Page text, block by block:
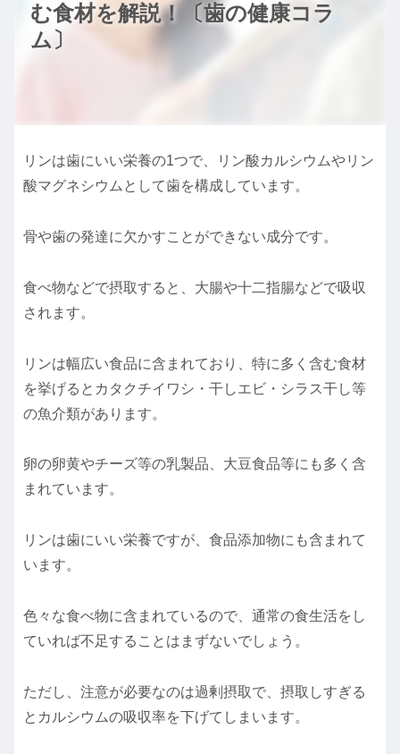
む食材を解説！〔歯の健康コラ
ム〕
リンは歯にいい栄養の1つで、リン酸カルシウムやリン
酸マグネシウムとして歯を構成しています。
骨や歯の発達に欠かすことができない成分です。
食べ物などで摂取すると、大腸や十二指腸などで吸収
されます。
リンは幅広い食品に含まれており、特に多く含む食材
を挙げるとカタクチイワシ・干しエビ・シラス干し等
の魚介類があります。
卵の卵黄やチーズ等の乳製品、大豆食品等にも多く含
まれています。
リンは歯にいい栄養ですが、食品添加物にも含まれて
います。
色々な食べ物に含まれているので、通常の食生活をし
ていれば不足することはまずないでしょう。
ただし、注意が必要なのは過剰摂取で、摂取しすぎる
とカルシウムの吸収率を下げてしまいます。